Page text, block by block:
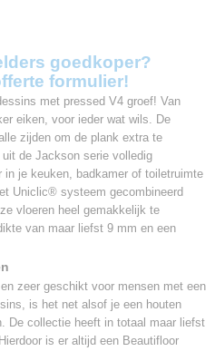
goedkoper?
formulier!
met pressed V4 groef! Van
eiken, voor ieder wat wils. De
zijden om de plank extra te
de Jackson serie volledig
je keuken, badkamer of toiletruimte
Uniclic® systeem gecombineerd
vloeren heel gemakkelijk te
van maar liefst 9 mm en een
zeer geschikt voor mensen met een
is het net alsof je een houten
De collectie heeft in totaal maar liefst
is er altijd een Beautifloor